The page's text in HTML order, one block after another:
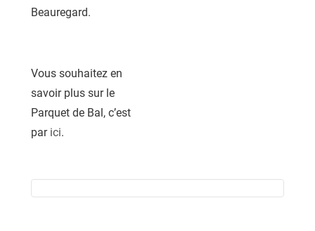
Beauregard.
Vous souhaitez en
savoir plus sur le
Parquet de Bal, c’est
par ici.